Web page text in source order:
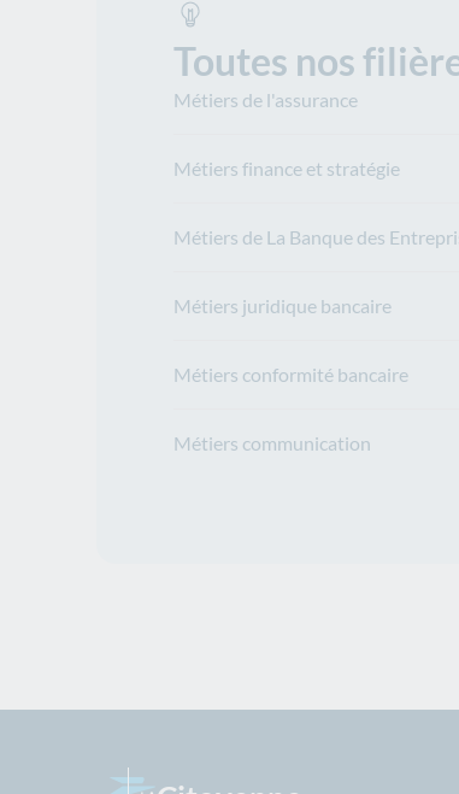
Toutes nos
Métiers de l'assurance
Métiers finance et stratégie
Métiers de La Banque des
Métiers juridique bancaire
Métiers conformité bancaire
Métiers communication